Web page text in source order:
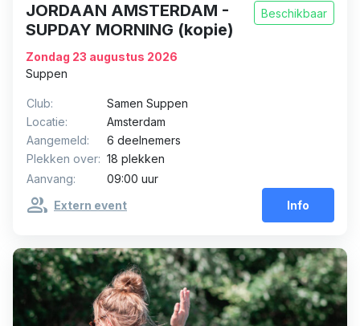
JORDAAN AMSTERDAM -
SUPDAY MORNING (kopie)
Zondag 23 augustus 2026
Suppen
Beschikbaar
Club:
Samen Suppen
Locatie:
Amsterdam
Aangemeld:
6 deelnemers
Plekken over: 18 plekken
Aanvang:
09:00 uur
group Extern event Info